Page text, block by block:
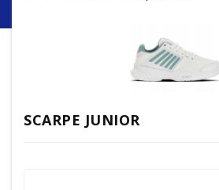
SCARPE JUNIOR